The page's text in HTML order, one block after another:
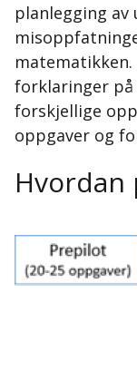
planlegging av
forklaringer
forskjellige
oppgaver og
Hvordan